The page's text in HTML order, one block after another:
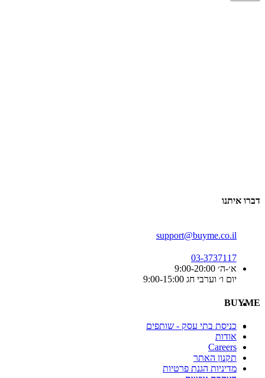
דברו איתנו
support@buyme.co.il
03-3737117
א׳-ה׳ 9:00-20:00
יום ו׳ וערבי חג 9:00-15:00
BUYME
כניסת בתי עסק - שותפים
אודות
Careers
תקנון האתר
מדיניות הגנת פרטיות